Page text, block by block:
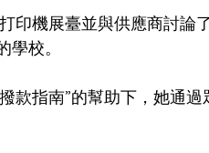
印機展臺並與供應商討論
校。